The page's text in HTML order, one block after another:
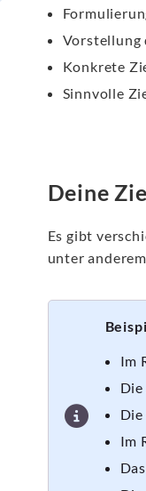
Vorstellung
Konkrete
Sinnvolle
Deine
Es gibt
unter
Im
Im